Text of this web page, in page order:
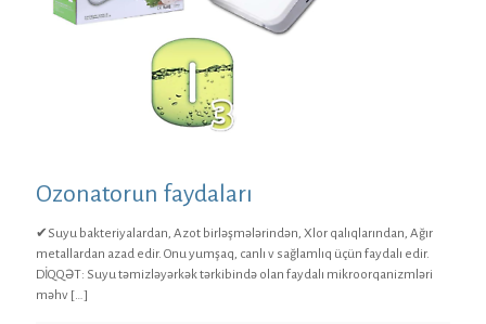
Ozonatorun faydaları
✔Suyu bakteriyalardan, Azot birləşmələrindən, Xlor qalıqlarından, Ağır
metallardan azad edir. Onu yumşaq, canlı v sağlamlıq üçün faydalı edir.
DİQQƏT: Suyu təmizləyərkək tərkibində olan faydalı mikroorqanizmləri
məhv […]